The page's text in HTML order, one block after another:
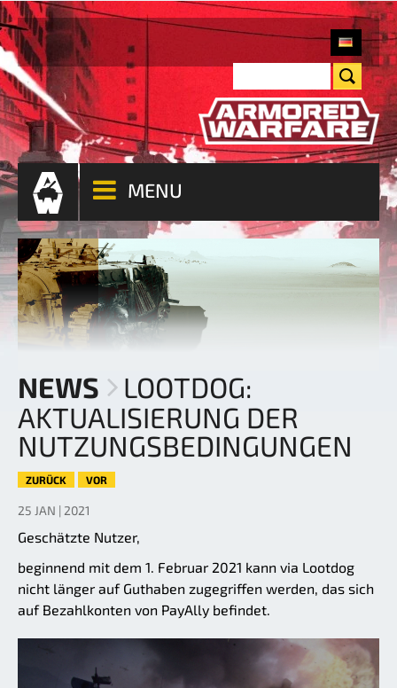
MENU
NEWS
LOOTDOG:
AKTUALISIERUNG DER
NUTZUNGSBEDINGUNGEN
ZURÜCK VOR
25 JAN | 2021
Geschätzte Nutzer,
beginnend mit dem 1. Februar 2021 kann via Lootdog
nicht länger auf Guthaben zugegriffen werden, das sich
auf Bezahlkonten von PayAlly befindet.